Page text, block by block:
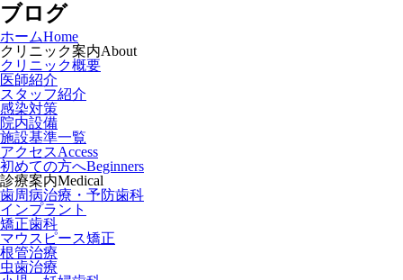
ブログ
ホームHome
クリニック案内About
クリニック概要
医師紹介
スタッフ紹介
感染対策
院内設備
施設基準一覧
アクセスAccess
初めての方へBeginners
診療案内Medical
歯周病治療・予防歯科
インプラント
矯正歯科
マウスピース矯正
根管治療
虫歯治療